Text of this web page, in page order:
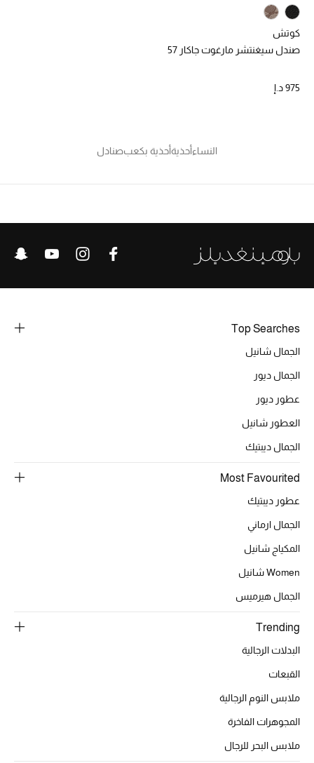
الأطفال
مستلزمات المنزل
الموسم الجديد
ركن أناقة المنتجعات
جميع إصدارتنا النسائية
تشكيلة المناسبات للنساء
الملابس الرياضية النسائية
تشكيلة الأعراس
هدايا للنساء
ركن الفخامة
جميع الملابس النسائية
جميع الأحذية النسائية
كوتش
صندل سيغنتشر مارغوت جاكار 57
975 د.إ
النساءأحذيةأحذية بكعبصنادل
Top Searches
الجمال شانيل
الجمال ديور
عطور ديور
العطور شانيل
الجمال ديبتيك
Most Favourited
عطور ديبتيك
الجمال ارماني
المكياج شانيل
Women شانيل
الجمال هيرميس
Trending
البدلات الرجالية
القبعات
ملابس النوم الرجالية
المجوهرات الفاخرة
ملابس البحر للرجال